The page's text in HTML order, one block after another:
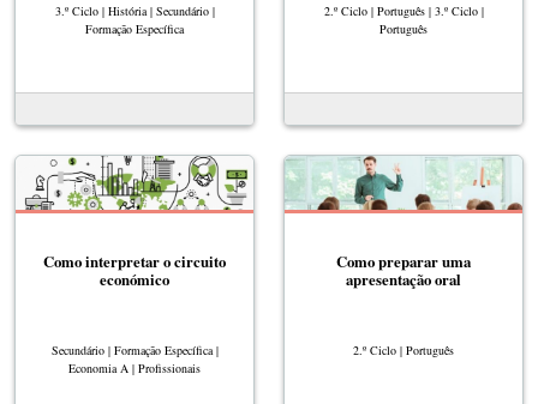
3.º Ciclo | História | Secundário |
Formação Específica
2.º Ciclo | Português | 3.º Ciclo |
Português
Como interpretar o circuito
económico
Secundário | Formação Específica |
Economia A | Profissionais
Como preparar uma
apresentação oral
2.º Ciclo | Português